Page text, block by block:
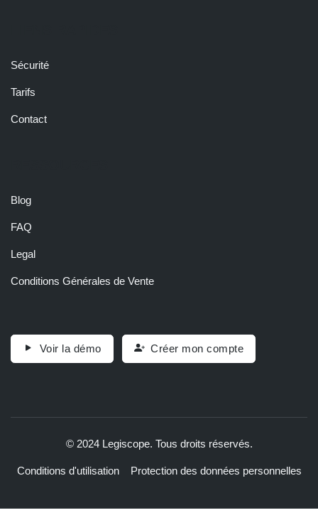
Sécurité
Tarifs
Contact
Blog
FAQ
Legal
Conditions Générales de Vente
Voir la démo Créer mon compte
© 2024 Legiscope. Tous droits réservés.
Conditions d'utilisation Protection des données personnelles